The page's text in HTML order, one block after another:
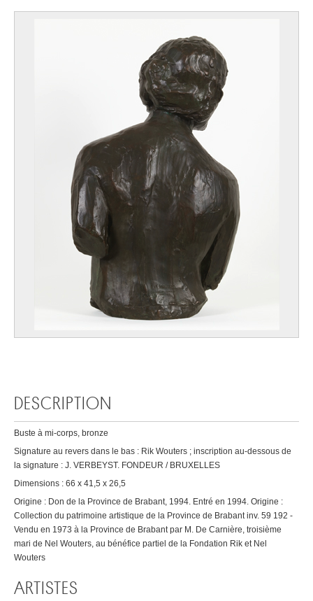
DESCRIPTION
Buste à mi-corps, bronze
Signature au revers dans le bas : Rik Wouters ; inscription au-dessous de
la signature : J. VERBEYST. FONDEUR / BRUXELLES
Dimensions : 66 x 41,5 x 26,5
Origine : Don de la Province de Brabant, 1994. Entré en 1994. Origine :
Collection du patrimoine artistique de la Province de Brabant inv. 59 192 -
Vendu en 1973 à la Province de Brabant par M. De Carnière, troisième
mari de Nel Wouters, au bénéfice partiel de la Fondation Rik et Nel
Wouters
ARTISTES